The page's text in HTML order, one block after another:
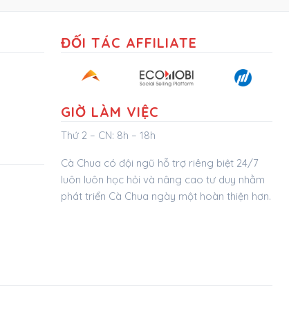
ĐỐI TÁC AFFILIATE
GIỜ LÀM VIỆC
Thứ 2 – CN: 8h – 18h
Cà Chua có đội ngũ hỗ trợ riêng biệt 24/7
luôn luôn học hỏi và nâng cao tư duy nhằm
phát triển Cà Chua ngày một hoàn thiện hơn.